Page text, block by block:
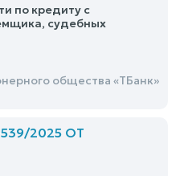
по кредиту с
судебных
общества «ТБанк»
2025 ОТ